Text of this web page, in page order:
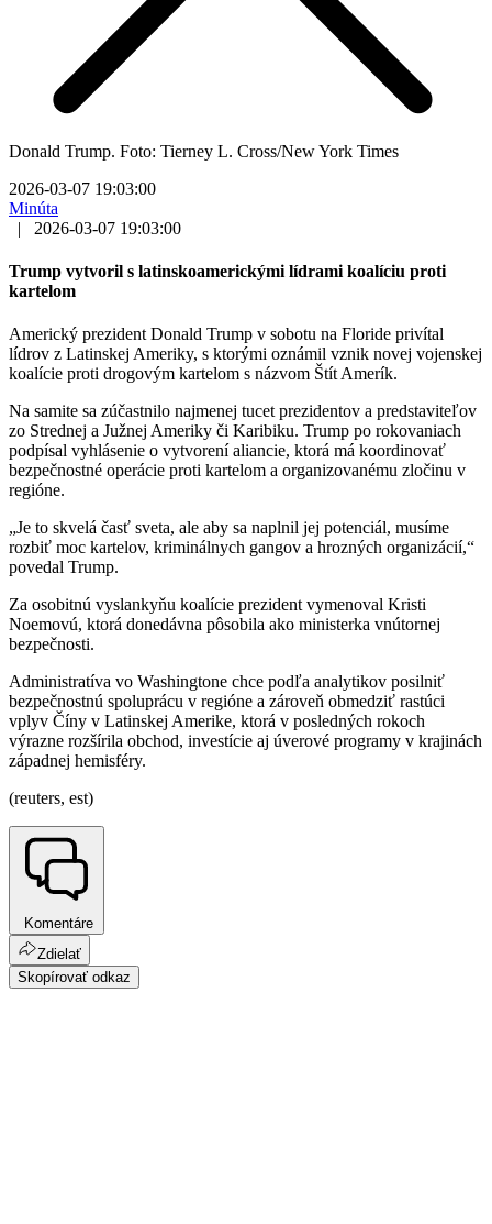
Donald Trump. Foto: Tierney L. Cross/New York Times
2026-03-07 19:03:00
Minúta
|
2026-03-07 19:03:00
Trump vytvoril s latinskoamerickými lídrami koalíciu proti
kartelom
Americký prezident Donald Trump v sobotu na Floride privítal
lídrov z Latinskej Ameriky, s ktorými oznámil vznik novej vojenskej
koalície proti drogovým kartelom s názvom Štít Amerík.
Na samite sa zúčastnilo najmenej tucet prezidentov a predstaviteľov
zo Strednej a Južnej Ameriky či Karibiku. Trump po rokovaniach
podpísal vyhlásenie o vytvorení aliancie, ktorá má koordinovať
bezpečnostné operácie proti kartelom a organizovanému zločinu v
regióne.
„Je to skvelá časť sveta, ale aby sa naplnil jej potenciál, musíme
rozbiť moc kartelov, kriminálnych gangov a hrozných organizácií,“
povedal Trump.
Za osobitnú vyslankyňu koalície prezident vymenoval Kristi
Noemovú, ktorá donedávna pôsobila ako ministerka vnútornej
bezpečnosti.
Administratíva vo Washingtone chce podľa analytikov posilniť
bezpečnostnú spoluprácu v regióne a zároveň obmedziť rastúci
vplyv Číny v Latinskej Amerike, ktorá v posledných rokoch
výrazne rozšírila obchod, investície aj úverové programy v krajinách
západnej hemisféry.
(reuters, est)
Komentáre
Zdielať
Skopírovať odkaz